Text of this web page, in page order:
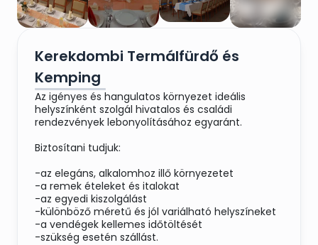
Kerekdombi Termálfürdő és
Kemping
Az igényes és hangulatos környezet ideális
helyszínként szolgál hivatalos és családi
rendezvények lebonyolításához egyaránt.
Biztosítani tudjuk:
-az elegáns, alkalomhoz illő környezetet
-a remek ételeket és italokat
-az egyedi kiszolgálást
-különböző méretű és jól variálható helyszíneket
-a vendégek kellemes időtöltését
-szükség esetén szállást.